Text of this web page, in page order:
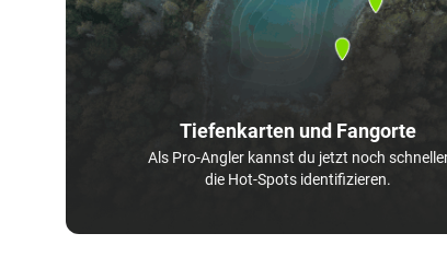
Tiefenkarten und Fangorte
Als Pro-Angler kannst du jetzt noch
die Hot-Spots identifizieren.